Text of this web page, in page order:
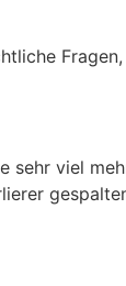
sehr viel